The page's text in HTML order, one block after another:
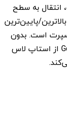
انتقال به سطح
پایین‌ترین
است. بدون
استفاده از تکنیک‌های خطرناک، Gecko از استاپ لاس